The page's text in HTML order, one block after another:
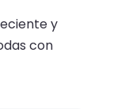
y
con